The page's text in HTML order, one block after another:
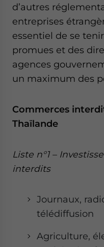
d’autres
entreprises
essentiel de se
promues et des
agences
un maximum des
Commerces
Thaïlande
Liste n°1 –
interdits
Journaux,
télédiffusion
Agriculture,